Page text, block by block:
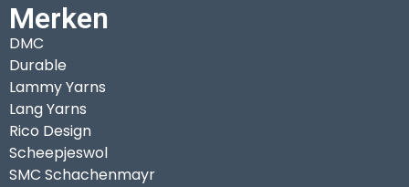
Merken
DMC
Durable
Lammy Yarns
Lang Yarns
Rico Design
Scheepjeswol
SMC Schachenmayr